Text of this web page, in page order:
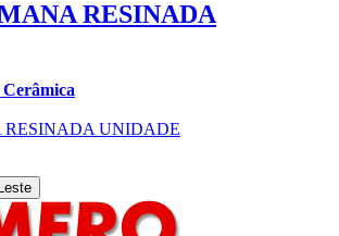
RESINADA
UNIDADE